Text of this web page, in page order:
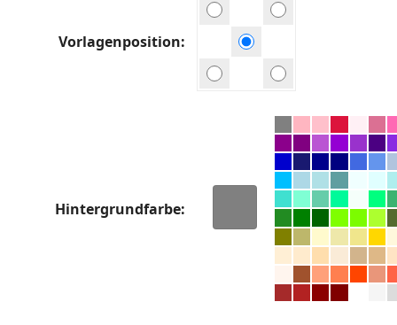
Vorlagenposition
Hintergrundfarbe